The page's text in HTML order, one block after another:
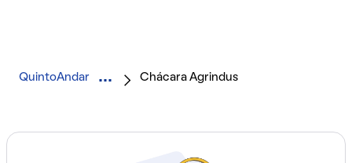
QuintoAndar Chácara Agrindus